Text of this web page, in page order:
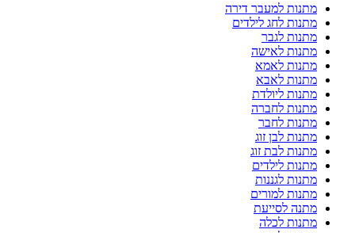
מתנות למעבר דירה
מתנות לחג לילדים
מתנות לגבר
מתנות לאישה
מתנות לאמא
מתנות לאבא
מתנות ליולדת
מתנות לחברה
מתנות לחבר
מתנות לבן זוג
מתנות לבת זוג
מתנות לילדים
מתנות לגננות
מתנות למורים
מתנה לסייעת
מתנות לכלה